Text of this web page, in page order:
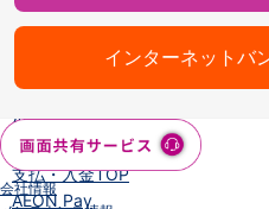
通帳アプリ
イオン銀行PayB
イオングループアプリ
iAEON
AEON Pay
支払・入金・サービス
支払・入金TOP
AEON Pay
インターネットバ
会社情報